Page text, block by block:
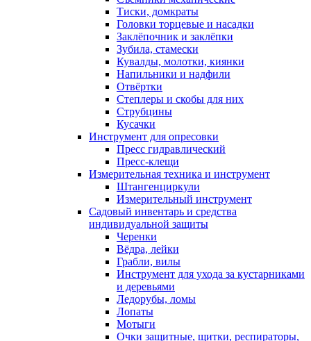
Тиски, домкраты
Головки торцевые и насадки
Заклёпочник и заклёпки
Зубила, стамески
Кувалды, молотки, киянки
Напильники и надфили
Отвёртки
Степлеры и скобы для них
Струбцины
Кусачки
Инструмент для опресовки
Пресс гидравлический
Пресс-клещи
Измерительная техника и инструмент
Штангенциркули
Измерительный инструмент
Садовый инвентарь и средства
индивидуальной защиты
Черенки
Вёдра, лейки
Грабли, вилы
Инструмент для ухода за кустарниками
и деревьями
Ледорубы, ломы
Лопаты
Мотыги
Очки защитные, щитки, респираторы,